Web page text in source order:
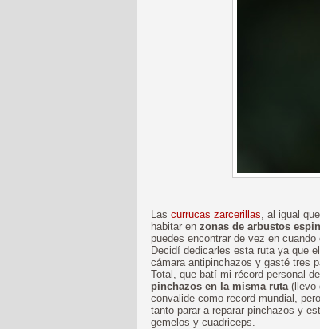
Las currucas zarcerillas, al igual
habitar en zonas de arbustos
puedes encontrar de vez en
Decidí dedicarles esta ruta ya que
cámara antipinchazos y gasté tres
Total, que batí mi récord personal
pinchazos en la misma ruta(llevo
convalide como record mundial,
tanto parar a reparar pinchazos y
gemelos y cuadriceps.